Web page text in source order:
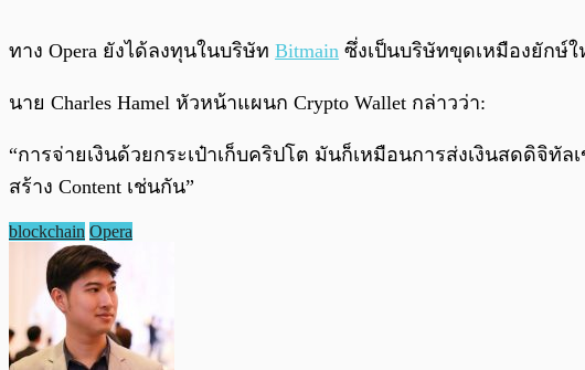
ทาง Opera ยังได้ลงทุนในบริษัท Bitmain ซึ่งเป็นบริษัทขุดเหมืองยักษ์ใ
นาย Charles Hamel หัวหน้าแผนก Crypto Wallet กล่าวว่า:
“การจ่ายเงินด้วยกระเป๋าเก็บคริปโต มันก็เหมือนการส่งเงินสดดิจิ
สร้าง Content เช่นกัน”
blockchain Opera